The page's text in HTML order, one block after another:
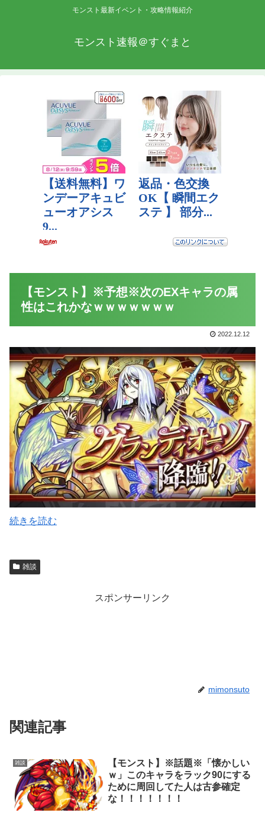
モンスト最新イベント・攻略情報紹介
モンスト速報＠すぐまと
【モンスト】※予想※次のEXキャラの属
性はこれかなｗｗｗｗｗｗｗ
2022.12.12
続きを読む
雑談
スポンサーリンク
mimonsuto
関連記事
雑談
【モンスト】※話題※「懐かしい
ｗ」このキャラをラック90にする
ために周回してた人は古参確定
な！！！！！！！